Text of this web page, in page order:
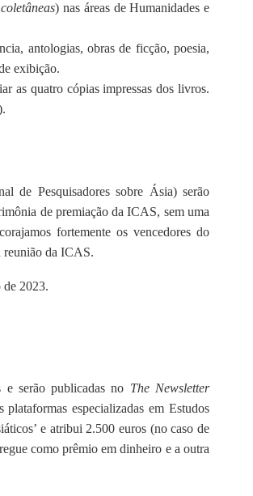
coletâneas) nas áreas de Humanidades e
antologias, obras de ficção, poesia,
exibição.
as quatro cópias impressas dos livros.
de Pesquisadores sobre Ásia) serão
de premiação da ICAS, sem uma
fortemente os vencedores do
reunião da ICAS.
de 2023.
e serão publicadas no The Newsletter
especializadas em Estudos
e atribui 2.500 euros (no caso de
como prêmio em dinheiro e a outra